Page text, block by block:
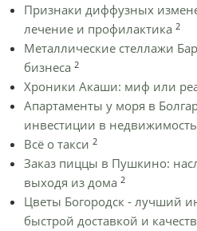
Признаки диффузных
лечение и профилактика 2
Металлические стеллажи
бизнеса 2
Хроники Акаши: миф или
Апартаменты у моря в
инвестиции в недвижимость
Всё о такси 2
Заказ пиццы в Пушкино:
выходя из дома 2
Цветы Богородск - лучший
быстрой доставкой и